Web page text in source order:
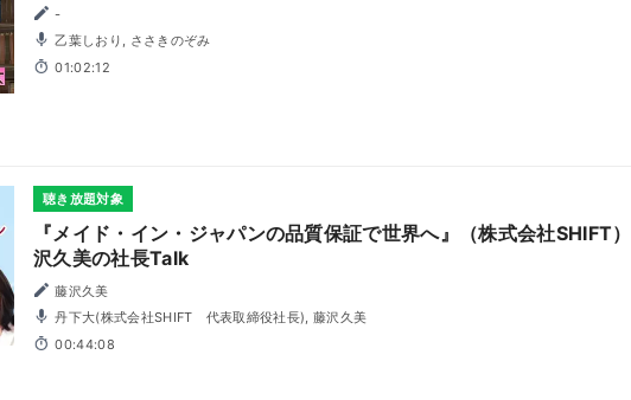
-
乙葉しおり, ささきのぞみ
01:02:12
聴き放題対象
『メイド・イン・ジャパンの品質保証で世界へ』（株式会社
沢久美の社長Talk
藤沢久美
丹下大(株式会社SHIFT 代表取締役社長), 藤沢久美
00:44:08